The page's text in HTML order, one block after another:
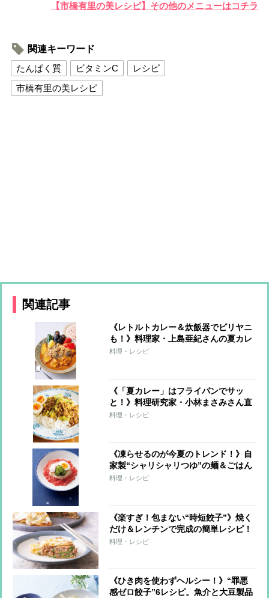
【市橋有里の美レシピ】その他のメニューはコチラ
関連キーワード
たんぱく質
ビタミンC
レシピ
市橋有里の美レシピ
関連記事
《レトルトカレー＆炊飯器でビリヤニ
も！》料理家・上島亜紀さんの夏カレ
ーレシピ
料理・レシピ
《「夏カレー」はフライパンでサッ
と！》料理研究家・小林まさみさん直
伝レシピ
料理・レシピ
《凍らせるのが今夏のトレンド！》自
家製“シャリシャリつゆ”の麺＆ごはん
7レシピ
料理・レシピ
《楽すぎ！包まない“時短餃子”》焼く
だけ＆レンチンで完成の簡単レシピ！
料理・レシピ
《ひき肉を使わずヘルシー！》“罪悪
感ゼロ餃子”6レシピ。魚介と大豆製品